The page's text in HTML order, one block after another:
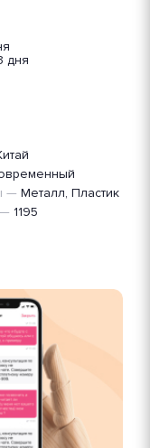
дня
— Металл, Пластик
— 1195